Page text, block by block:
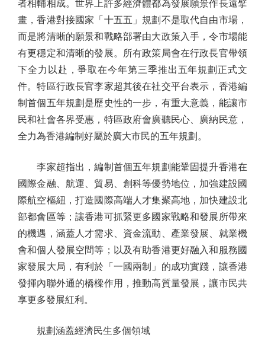
者相輔相成。世界上許多經濟體都為發展願景作長遠擘
畫，香港對接國家「十五五」規劃不是取代自由市場，
而是將清晰的願景和戰略部署由大政策入手，令市場能
有更穩定和清晰的發展。所有政策局會在行政長官帶領
下全力以赴，爭取在今年第三季推出五年規劃正式文
件。特區行政長官李家超其後在社交平台表示，香港編
制首個五年規劃是歷史性的一步，有重大意義，能讓市
民和社會各界受惠，特區政府會廣聽民心、廣納民意，
全力為香港編制好屬於廣大市民的五年規劃。
李家超指出，編制首個五年規劃能鞏固提升香港在
國際金融、航運、貿易、創科等優勢地位，加強建設國
際航空樞紐，打造國際高端人才集聚高地，加快建設北
部都會區等；讓香港可抓緊更多國家戰略和發展所帶來
的機遇，涵蓋人才需求、資金流動、產業發展、就業機
會和個人發展空間等；以及有助香港更好融入和服務國
家發展大局，有利於「一國兩制」的成功實踐，讓香港
發揮內聯外通的橋樑作用，推動高質量發展，讓市民共
享更多發展紅利。
規劃涵蓋經濟民生多個領域